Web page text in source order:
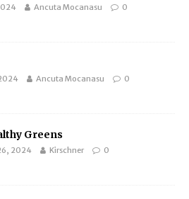
Ancuta Mocanasu 0
Ancuta Mocanasu 0
Greens
2024 Kirschner 0